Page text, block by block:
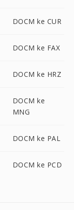
DOCM ke CUR
DOCM ke FAX
DOCM ke HRZ
DOCM ke
MNG
DOCM ke PAL
DOCM ke PCD